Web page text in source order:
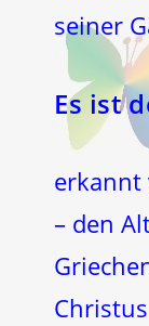
seiner
Es ist
erkannt
– den